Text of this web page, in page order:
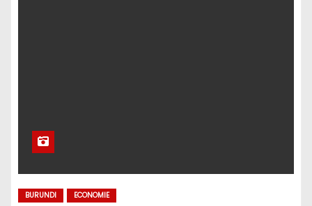
BURUNDI ECONOMIE